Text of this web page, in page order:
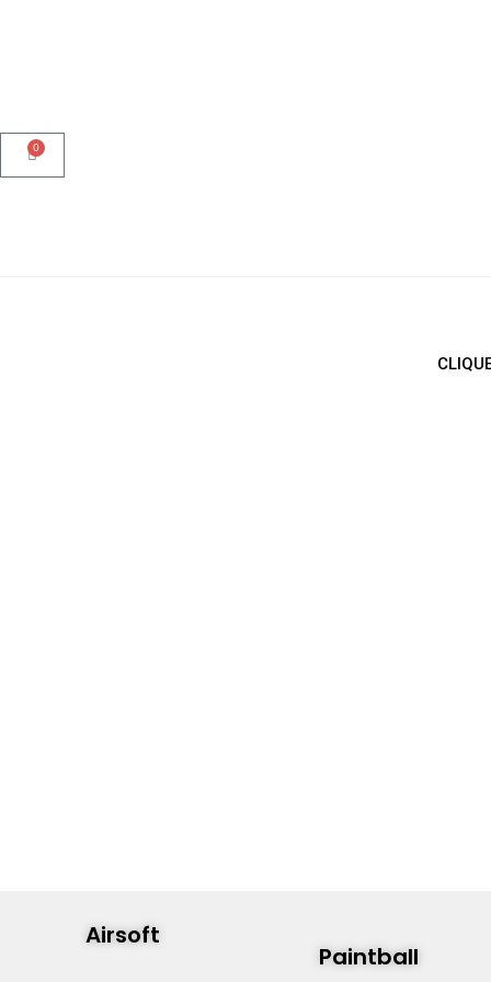
0
Airsoft
Paintball